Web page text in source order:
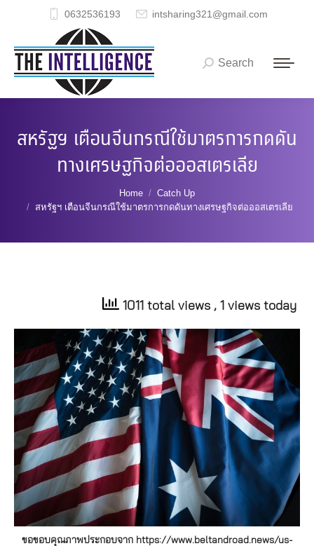
0632536193 intsharing321@gmail.com
Search:
Search
สหรัฐฯ เตือนจีนกรณีใช้มาตรการกดดัน
ทางเศรษฐกิจต่อออสเตรเลีย
Home
Catch Up
สหรัฐฯ เตือนจีนกรณีใช้มาตรการกดดันทางเศรษฐกิจต่อออสเตรเลีย
1011 total views , 1 views today
ขอขอบคุณภาพประกอบจาก https://www.beltandroad.news/us-